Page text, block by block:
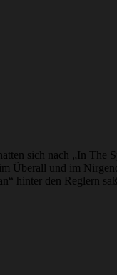
sich nach „In
Überall und im
hinter den Reglern